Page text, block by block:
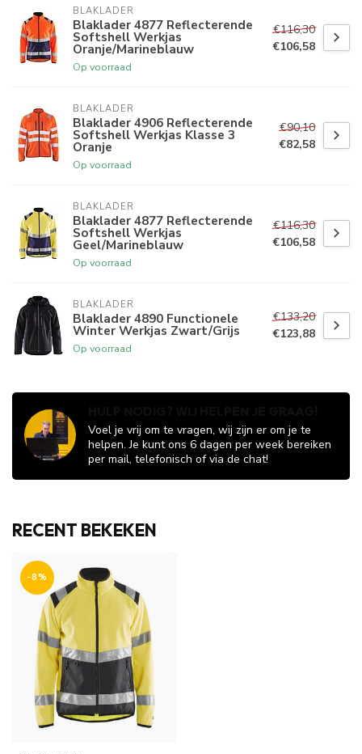
BLAKLADER
Blaklader 4877 Reflecterende
Softshell Werkjas
Oranje/Marineblauw
Op voorraad
€116,30
€106,58
BLAKLADER
Blaklader 4906 Reflecterende
Softshell Werkjas Klasse 3
Oranje
Op voorraad
€90,10
€82,58
BLAKLADER
Blaklader 4877 Reflecterende
Softshell Werkjas
Geel/Marineblauw
Op voorraad
€116,30
€106,58
BLAKLADER
Blaklader 4890 Functionele
Winter Werkjas Zwart/Grijs
Op voorraad
€133,20
€123,88
Voel je vrij om te vragen, wij zijn er om je te
helpen. Je kunt ons 6 dagen per week bereiken
per mail, telefonisch of via de chat!
RECENT BEKEKEN
-8%